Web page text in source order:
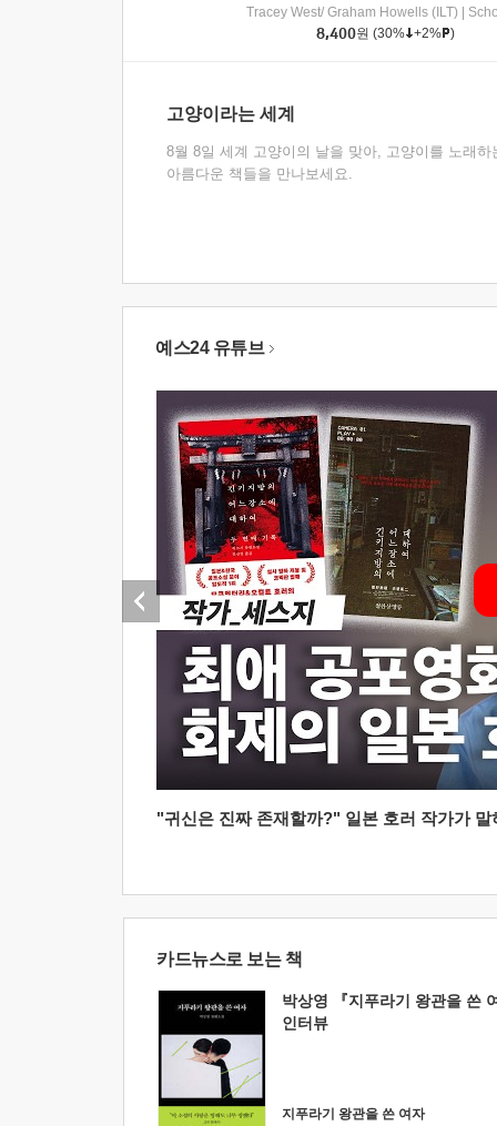
Tracey West/ Graham Howells (ILT)
8,400원 (30% +2% )
고양이라는 세계
8월 8일 세계 고양이의 날을 맞아, 고양이를 노래하
아름다운 책들을 만나보세요.
예스24 유튜브
"귀신은 진짜 존재할까?" 일본 호러 작가가
카드뉴스로 보는 책
박상영 『지푸라기 왕관을 쓴
인터뷰
지푸라기 왕관을 쓴 여자